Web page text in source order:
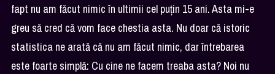
fapt nu am făcut nimic în ultimii cel puțin 15 ani. Asta mi-e
greu să cred că vom face chestia asta. Nu doar că istoric
statistica ne arată că nu am făcut nimic, dar întrebarea
este foarte simplă: Cu cine ne facem treaba asta? Noi nu